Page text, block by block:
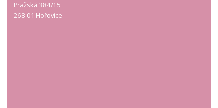
Pražská 384/15
268 01 Hořovice